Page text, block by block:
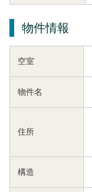
物件情報
空室
物件名
住所
構造